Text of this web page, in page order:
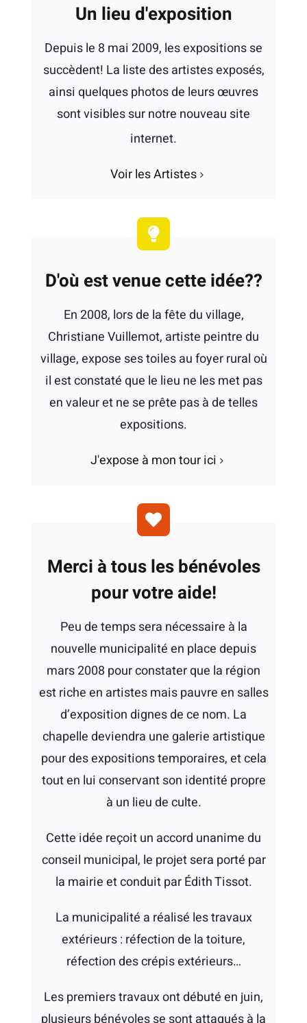
Un lieu d'exposition
Depuis le 8 mai 2009, les expositions se
succèdent! La liste des artistes exposés,
ainsi quelques photos de leurs œuvres
sont visibles sur notre nouveau site
internet.
Voir les Artistes
D'où est venue cette idée??
En 2008, lors de la fête du village,
Christiane Vuillemot, artiste peintre du
village, expose ses toiles au foyer rural où
il est constaté que le lieu ne les met pas
en valeur et ne se prête pas à de telles
expositions.
J'expose à mon tour ici
Merci à tous les bénévoles
pour votre aide!
Peu de temps sera nécessaire à la
nouvelle municipalité en place depuis
mars 2008 pour constater que la région
est riche en artistes mais pauvre en salles
d’exposition dignes de ce nom. La
chapelle deviendra une galerie artistique
pour des expositions temporaires, et cela
tout en lui conservant son identité propre
à un lieu de culte.
Cette idée reçoit un accord unanime du
conseil municipal, le projet sera porté par
la mairie et conduit par Édith Tissot.
La municipalité a réalisé les travaux
extérieurs : réfection de la toiture,
réfection des crépis extérieurs…
Les premiers travaux ont débuté en juin,
plusieurs bénévoles se sont attaqués à la